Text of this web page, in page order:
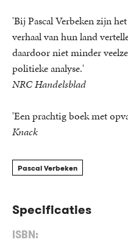
'Bij Pascal Verbeken zijn
verhaal van hun land
daardoor niet minder
politieke analyse.'
NRC Handelsblad
'Een prachtig boek met
Knack
Pascal Verbeken
Specificaties
ISBN: